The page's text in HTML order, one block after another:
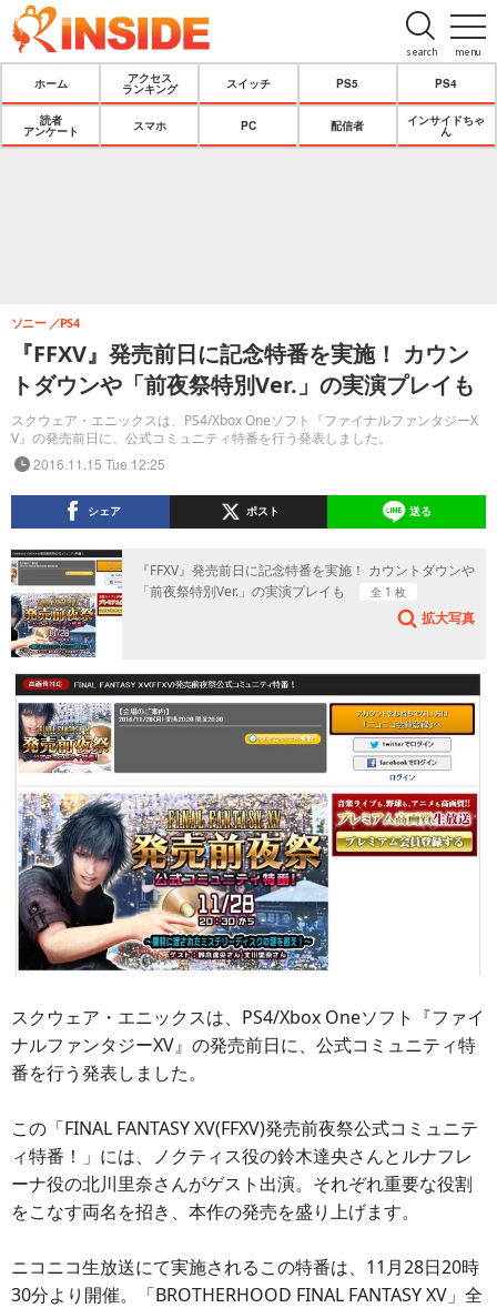
menu
search
ホーム
アクセス
ランキング
スイッチ PS5 PS4
読者
アンケート
スマホ PC 配信者
インサイドちゃ
ん
『FFXV』発売前日に記念特番を実施！ カウン
トダウンや「前夜祭特別Ver.」の実演プレイも
スクウェア・エニックスは、PS4/Xbox Oneソフト『ファイナルファンタジーX
V』の発売前日に、公式コミュニティ特番を行う発表しました。
ソニー PS4
2016.11.15 Tue 12:25
シェア ポスト 送る
『FFXV』発売前日に記念特番を実施！ カウントダウンや
「前夜祭特別Ver.」の実演プレイも
全 1 枚
拡大写真
スクウェア・エニックスは、PS4/Xbox Oneソフト『ファイ
ナルファンタジーXV』の発売前日に、公式コミュニティ特
番を行う発表しました。
この「FINAL FANTASY XV(FFXV)発売前夜祭公式コミュニテ
ィ特番！」には、ノクティス役の鈴木達央さんとルナフレ
ーナ役の北川里奈さんがゲスト出演。それぞれ重要な役割
をこなす両名を招き、本作の発売を盛り上げます。
ニコニコ生放送にて実施されるこの特番は、11月28日20時
30分より開催。「BROTHERHOOD FINAL FANTASY XV」全